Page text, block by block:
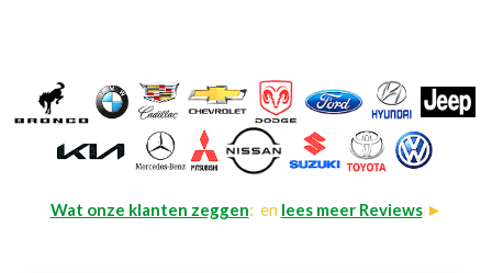
Wat onze klanten zeggen: en lees meer Reviews►